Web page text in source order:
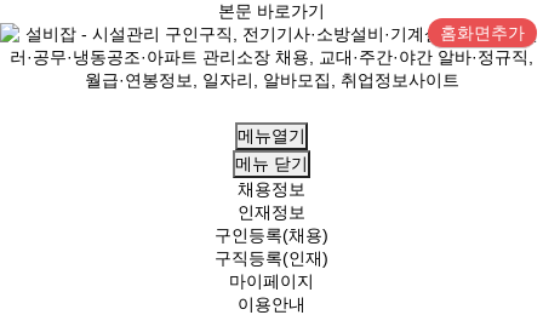
본문 바로가기
홈화면추가
메뉴열기
메뉴 닫기
채용정보
인재정보
구인등록(채용)
구직등록(인재)
마이페이지
이용안내